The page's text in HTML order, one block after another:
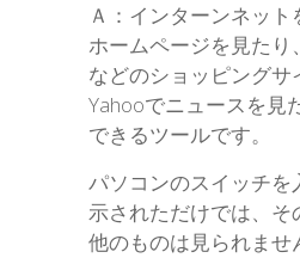
Ａ：インターンネット
ホームページを見たり
などのショッピングサ
Yahooでニュースを見
できるツールです。
パソコンのスイッチを
示されただけでは、そ
他のものは見られませ